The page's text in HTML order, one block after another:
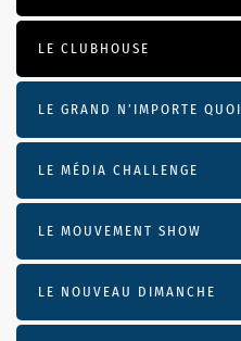
LE CLUBHOUSE
LE GRAND N’IMPORTE QUOI
LE MÉDIA CHALLENGE
LE MOUVEMENT SHOW
LE NOUVEAU DIMANCHE